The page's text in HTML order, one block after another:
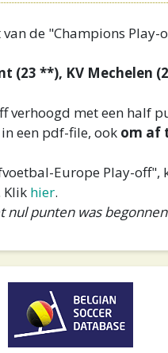
de "Champions Play-
(23 **), KV Mechelen
verhoogd met een half
een pdf-file, ook om af
Europe Play-off",
Klik hier.
punten was